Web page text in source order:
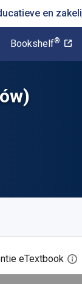
en
Bookshelf®
eTextbook